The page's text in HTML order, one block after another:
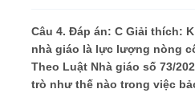
Câu 4. Đáp án: C Giải thích:
nhà giáo là lực lượng nòng
Theo Luật Nhà giáo số 73/
trò như thế nào trong việc